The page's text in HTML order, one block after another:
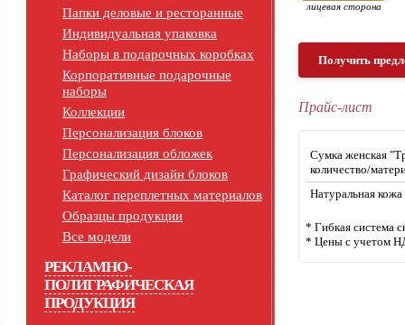
Папки деловые и ресторанные
Индивидуальная упаковка
Наборы в подарочных коробках
Корпоративные подарочные
наборы
Коллекции
Персонализация блоков
Персонализация обложек
Графический дизайн блоков
Каталог переплетных материалов
Образцы продукции
Все модели
РЕКЛАМНО-
ПОЛИГРАФИЧЕСКАЯ
ПРОДУКЦИЯ
лицевая сторона
Получить
Прайс-лист
Сумка женская
количество/
Натуральная кожа
* Гибкая система
* Цены с учетом